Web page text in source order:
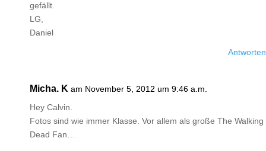
gefällt.
LG,
Daniel
Antworten
Micha. K am November 5, 2012 um 9:46 a.m.
Hey Calvin.
Fotos sind wie immer Klasse. Vor allem als große The Walking
Dead Fan…